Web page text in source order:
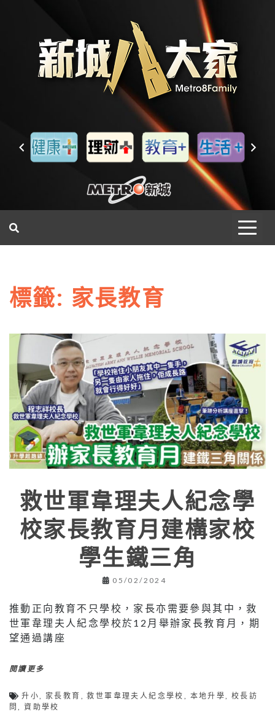
標籤: 家長教育
救世軍韋理夫人紀念學
校家長教育月建構家校
學生鐵三角
05/02/2024
推動正向教育不只學校，家長亦需要參與其中，救
世軍韋理夫人紀念學校於12月舉辦家長教育月，期
望通過講座
閱讀更多
升小 家長教育 ,救世軍韋理夫人紀念學校 本地升學 ,校長訪
問
,資助學校